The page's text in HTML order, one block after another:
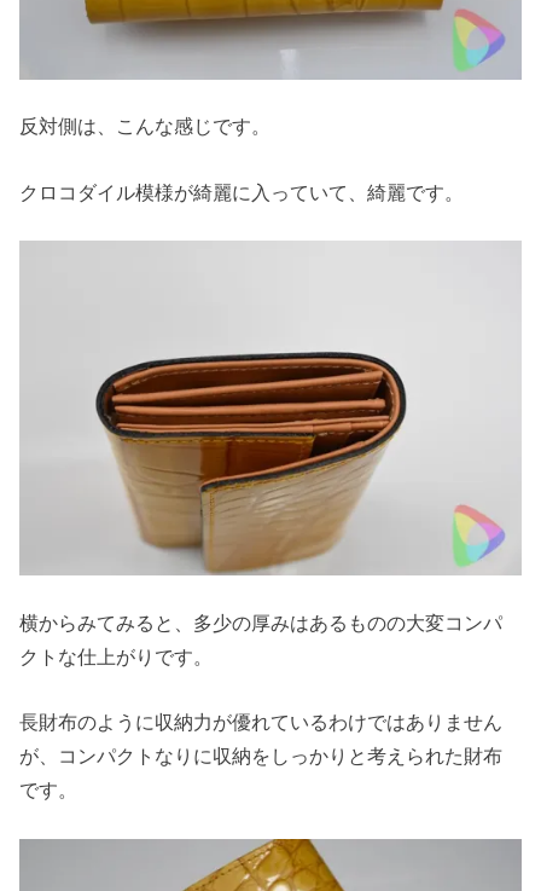
反対側は、こんな感じです。
クロコダイル模様が綺麗に入っていて、綺麗です。
横からみてみると、多少の厚みはあるものの大変コンパ
クトな仕上がりです。
長財布のように収納力が優れているわけではありません
が、コンパクトなりに収納をしっかりと考えられた財布
です。